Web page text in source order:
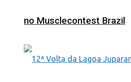
no Musclecontest Brazil